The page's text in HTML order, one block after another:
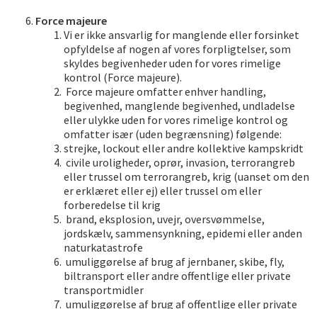
Force majeure
Vi er ikke ansvarlig for manglende eller forsinket
opfyldelse af nogen af vores forpligtelser, som
skyldes begivenheder uden for vores rimelige
kontrol (Force majeure).
Force majeure omfatter enhver handling,
begivenhed, manglende begivenhed, undladelse
eller ulykke uden for vores rimelige kontrol og
omfatter især (uden begrænsning) følgende:
strejke, lockout eller andre kollektive kampskridt
civile uroligheder, oprør, invasion, terrorangreb
eller trussel om terrorangreb, krig (uanset om den
er erklæret eller ej) eller trussel om eller
forberedelse til krig
brand, eksplosion, uvejr, oversvømmelse,
jordskælv, sammensynkning, epidemi eller anden
naturkatastrofe
umuliggørelse af brug af jernbaner, skibe, fly,
biltransport eller andre offentlige eller private
transportmidler
umuliggørelse af brug af offentlige eller private